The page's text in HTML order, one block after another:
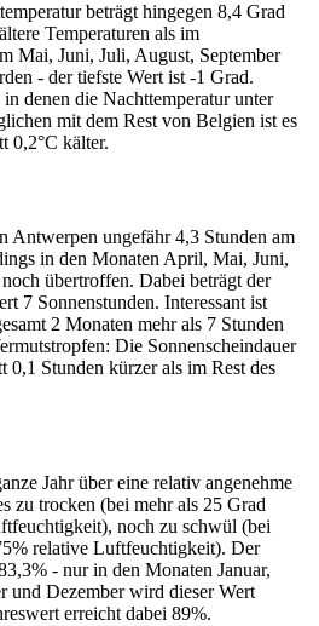
beträgt hingegen 8,4 Grad
Temperaturen als im
Mai, Juni, Juli, August, September
- der tiefste Wert ist -1 Grad.
denen die Nachttemperatur unter
mit dem Rest von Belgien ist es
0,2°C kälter.
Antwerpen ungefähr 4,3 Stunden am
in den Monaten April, Mai, Juni,
übertroffen. Dabei beträgt der
7 Sonnenstunden. Interessant ist
2 Monaten mehr als 7 Stunden
Die Sonnenscheindauer
0,1 Stunden kürzer als im Rest des
Jahr über eine relativ angenehme
zu trocken (bei mehr als 25 Grad
noch zu schwül (bei
relative Luftfeuchtigkeit). Der
- nur in den Monaten Januar,
und Dezember wird dieser Wert
erreicht dabei 89%.